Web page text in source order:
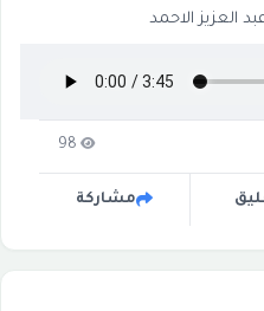
العزيز الاحمد
98
مشاركة